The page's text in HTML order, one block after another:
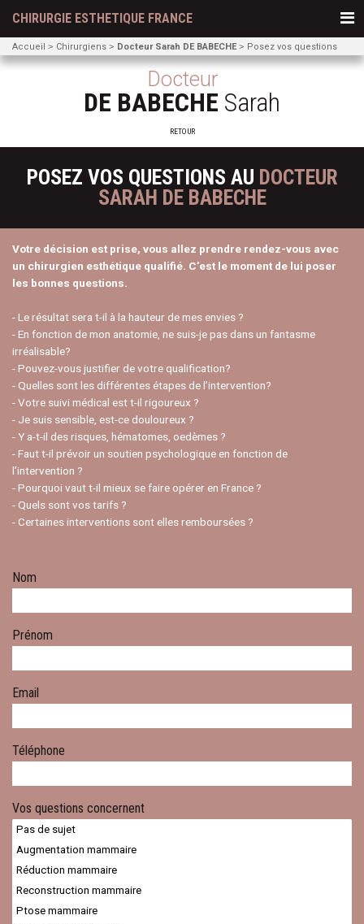
CHIRURGIE ESTHETIQUE FRANCE
Accueil Chirurgiens Docteur Sarah DE BABECHE Posez vos questions
Docteur
DE BABECHE Sarah
RETOUR
POSEZ VOS QUESTIONS AU DOCTEUR
SARAH DE BABECHE
Votre décision est prise, vous allez prendre rendez-vous avec
un chirurgien esthétique qualifié. C’est le moment de lui poser
les bonnes questions.
- Le résultat sera t-il à la hauteur de mes envies ?
- En fonction de mon anatomie, ne suis-je pas dans un fantasme
irréalisable?
- Pouvez-vous justifier de votre qualification?
- Quelles sont les différentes étapes de l’intervention?
- Votre suivi médical est t-il rigoureux ?
- Je suis sensible, est-ce douloureux ?
- Y a-t-il des risques, hématomes, oedèmes ?
- Faut t-il prévoir un soutien psychologique en fonction de
l’intervention ?
- Pourquoi vaut t-il mieux se faire opérer en France ?
- Quels sont vos tarifs ?
- Certaines interventions sont elles remboursées ?
Nom
Prénom
Email
Téléphone
Vos questions concernent